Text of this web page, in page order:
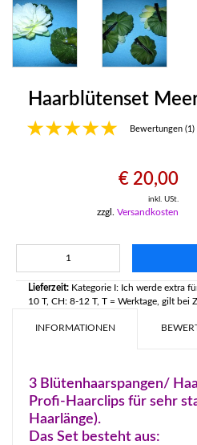
Haarblütenset
Bewertungen (1)
€ 20,00
inkl. USt.
zzgl. Versandkosten
Lieferzeit: Kategorie I: Ich werde extra
10 T, CH: 8-12 T, T = Werktage, gilt bei
INFORMATIONEN
3 Blütenhaarspangen/
Profi-Haarclips für sehr
Haarlänge).
Das Set besteht aus: